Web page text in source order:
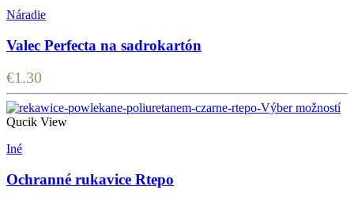
Náradie
Valec Perfecta na sadrokartón
€1.30
Výber možností
Qucik View
Iné
Ochranné rukavice Rtepo